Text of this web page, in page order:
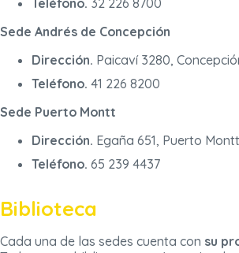
Teléfono. 32 226 8700
Sede Andrés de Concepción
Dirección. Paicaví 3280,
Teléfono. 41 226 8200
Sede Puerto Montt
Dirección. Egaña 651, Puerto
Teléfono. 65 239 4437
Biblioteca
Cada una de las sedes cuenta con su